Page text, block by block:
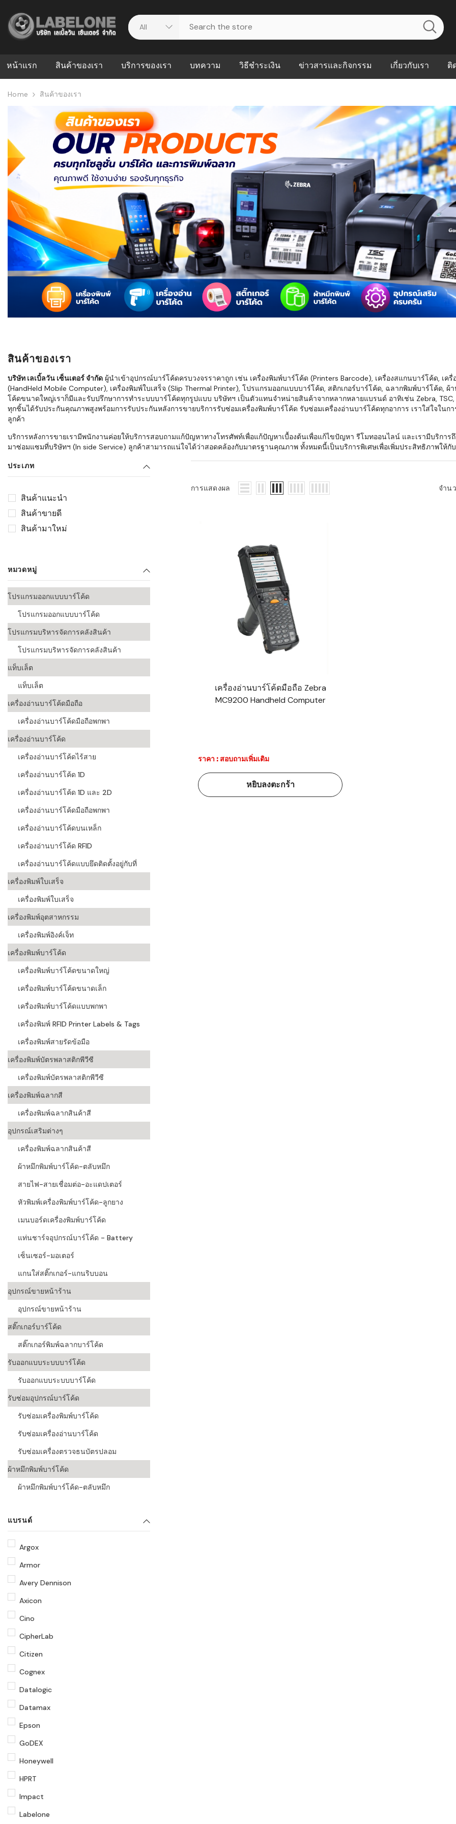
หน้าแรก สินค้าของเรา บริการของเรา
ดาวน์โหลดไดร์เวอร์
วีดีโอแนะนำ
บทความ
บริหารคลังสินค้าที่ช่วยลด
สต็อกแบบ Real-time
ปัญหาคลังสินค้าที่บอกว่า
ธุรกิจของคุณควรเริ่มใช้
WMS กับ ERP ต่างกัน
อย่างไร? ทำไมหลายธุรกิจ
ต้องใช้ร่วมกัน
ใช้ Excel คุมสต็อก กับใช้
WMS ต่างกันอย่างไร?
แบบไหนเหมาะกับธุรกิจที่
กำลังเติบโต
ขั้นตอนการทำงานของ
WMS ตั้งแต่รับสินค้า จัด
เก็บ หยิบ แพ็ก จนถึงจัดส่ง
อย่างไร
WMS สำหรับธุรกิจ 3PL,
ค้าส่ง และ E-Commerce:
แนะนำ Checklist ก่อน
เลือกระบบ WMS: ธุรกิจ
ก่อนเริ่มติดตั้ง
ส่งและโลจิสติกส์
ระบบบาร์โค้ดในธุรกิจ
การพัฒนาบาร์โค้ดในงาน
ระบบบาร์โค้ดใน
อุตสาหกรรมเสื้อผ้า
ระบบบาร์โค้ดใน
แพทย์
ระบบบาร์โค้ดในด้านการ
วิธีชำระเงิน ข่าวสารและกิจกรรม เกี่ยวกับเรา
FAQs
Our Customer
ติ
Home สินค้าของเรา
สินค้าของเรา
บริษัท เลเบิ้ลวัน เซ็นเตอร์ จำกัด ผู้นำเข้าอุปกรณ์บาร์โค้ดครบวงจรราคาถูก เช่น เครื่องพิมพ์บาร์โค้ด (Printers Barcode), เครื่องสแกนบาร์โค้ด, เค
(HandHeld Mobile Computer), เครื่องพิมพ์ใบเสร็จ (Slip Thermal Printer), โปรแกรมออกแบบบาร์โค้ด, สติกเกอร์บาร์โค้ด, ฉลากพิมพ์บาร์โค้ด,
โค้ดขนาดใหญ่เราก็มีและรับปรึกษาการทำระบบบาร์โค้ดทุกรูปแบบ บริษัทฯ เป็นตัวแทนจำหน่ายสินค้าจากหลากหลายแบรนด์ อาทิเช่น Zebra, TSC,
ทุกชิ้นได้รับประกันคุณภาพสูงพร้อมการรับประกันหลังการขายบริการรับซ่อมเครื่องพิมพ์บาร์โค้ด รับซ่อมเครื่องอ่านบาร์โค้ดทุกอาการ เราใส่ใจใน
ลูกค้า
บริการหลังการขายเรามีพนักงานค่อยให้บริการสอบถามแก้ปัญหาทางโทรศัพท์เพื่อแก้ปัญหาเบื้องต้นเพื่อแก้ไขปัญหา รีโมทออนไลน์ และเรามีบริการ
มาซ่อมแซมที่บริษัทฯ (In side Service) ลูกค้าสามารถแน่ใจได้ว่าสอดคล้องกับมาตรฐานคุณภาพ ทั้งหมดนี้เป็นบริการพิเศษเพื่อเพิ่มประสิทธิภาพให้กั
ประเภท
สินค้าแนะนำ
สินค้าขายดี
สินค้ามาใหม่
หมวดหมู่
โปรแกรมออกแบบบาร์โค้ด
โปรแกรมออกแบบบาร์โค้ด
โปรแกรมบริหารจัดการคลังสินค้า
โปรแกรมบริหารจัดการคลังสินค้า
แท็บเล็ต
แท็บเล็ต
เครื่องอ่านบาร์โค้ดมือถือ
เครื่องอ่านบาร์โค้ดมือถือพกพา
เครื่องอ่านบาร์โค้ด
เครื่องอ่านบาร์โค้ดไร้สาย
เครื่องอ่านบาร์โค้ด 1D
เครื่องอ่านบาร์โค้ด 1D และ 2D
เครื่องอ่านบาร์โค้ดมือถือพกพา
เครื่องอ่านบาร์โค้ดบนเหล็ก
เครื่องอ่านบาร์โค้ด RFID
เครื่องอ่านบาร์โค้ดแบบยึดติดตั้งอยู่กับที่
เครื่องพิมพ์ใบเสร็จ
เครื่องพิมพ์ใบเสร็จ
เครื่องพิมพ์อุตสาหกรรม
เครื่องพิมพ์อิงค์เจ็ท
เครื่องพิมพ์บาร์โค้ด
เครื่องพิมพ์บาร์โค้ดขนาดใหญ่
เครื่องพิมพ์บาร์โค้ดขนาดเล็ก
เครื่องพิมพ์บาร์โค้ดแบบพกพา
เครื่องพิมพ์ RFID Printer Labels & Tags
เครื่องพิมพ์สายรัดข้อมือ
เครื่องพิมพ์บัตรพลาสติกพีวีซี
เครื่องพิมพ์บัตรพลาสติกพีวีซี
เครื่องพิมพ์ฉลากสี
เครื่องพิมพ์ฉลากสินค้าสี
อุปกรณ์เสริมต่างๆ
เครื่องพิมพ์ฉลากสินค้าสี
ผ้าหมึกพิมพ์บาร์โค้ด-ตลับหมึก
สายไฟ-สายเชื่อมต่อ-อะแดปเตอร์
หัวพิมพ์เครื่องพิมพ์บาร์โค้ด-ลูกยาง
เมนบอร์ดเครื่องพิมพ์บาร์โค้ด
แท่นชาร์จอุปกรณ์บาร์โค้ด - Battery
เซ็นเซอร์-มอเตอร์
แกนใส่สติ๊กเกอร์-แกนริบบอน
อุปกรณ์ขายหน้าร้าน
อุปกรณ์ขายหน้าร้าน
สติ๊กเกอร์บาร์โค้ด
สติ๊กเกอร์พิมพ์ฉลากบาร์โค้ด
รับออกแบบระบบบาร์โค้ด
รับออกแบบระบบบาร์โค้ด
รับซ่อมอุปกรณ์บาร์โค้ด
รับซ่อมเครื่องพิมพ์บาร์โค้ด
รับซ่อมเครื่องอ่านบาร์โค้ด
รับซ่อมเครื่องตรวจธนบัตรปลอม
ผ้าหมึกพิมพ์บาร์โค้ด
ผ้าหมึกพิมพ์บาร์โค้ด-ตลับหมึก
แบรนด์
Argox
Armor
Avery Dennison
Axicon
Cino
CipherLab
Citizen
Cognex
Datalogic
Datamax
Epson
GoDEX
Honeywell
HPRT
Impact
Labelone
การแสดงผล จำน
เครื่องอ่านบาร์โค้ดมือถือ Zebra
MC9200 Handheld Computer
ราคา : สอบถามเพิ่มเติม
หยิบลงตะกร้า